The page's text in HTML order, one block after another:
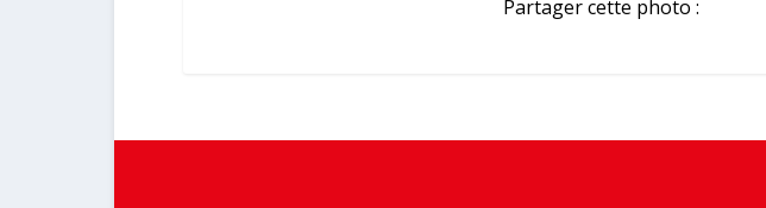
Partager cette photo :